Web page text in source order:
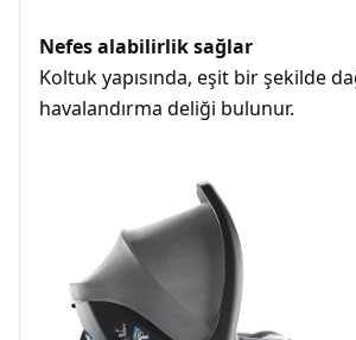
Nefes alabilirlik sağlar
Koltuk yapısında, eşit bir şekilde
havalandırma deliği bulunur.